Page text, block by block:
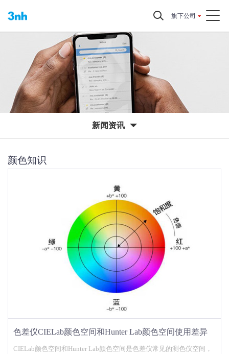
旗下公司
新闻资讯
颜色知识
色差仪CIELab颜色空间和Hunter Lab颜色空间使用差异
CIELab颜色空间和Hunter Lab颜色空间是色差仪常见的测色仪空间，